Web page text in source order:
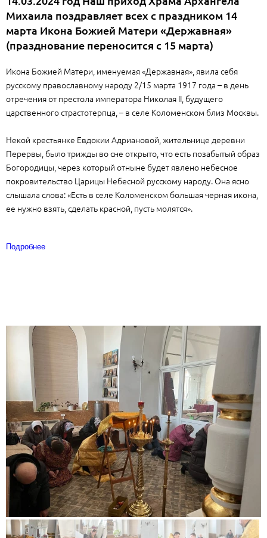
Михаила поздравляет всех с праздником 14
марта Икона Божией Матери «Державная»
(празднование переносится с 15 марта)
Икона Божией Матери, именуемая «Державная», явила себя
русскому православному народу 2/15 марта 1917 года – в день
отречения от престола императора Николая II, будущего
царственного страстотерпца, – в селе Коломенском близ Москвы.
Некой крестьянке Евдокии Адриановой, жительнице деревни
Перервы, было трижды во сне открыто, что есть позабытый образ
Богородицы, через который отныне будет явлено небесное
покровительство Царицы Небесной русскому народу. Она ясно
слышала слова: «Есть в селе Коломенском большая черная икона,
ее нужно взять, сделать красной, пусть молятся».
Подробнее